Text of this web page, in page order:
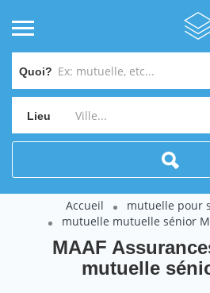
Quoi?
Lieu
Accueil
mutuelle pour
mutuelle mutuelle sénior
MAAF
mutuelle